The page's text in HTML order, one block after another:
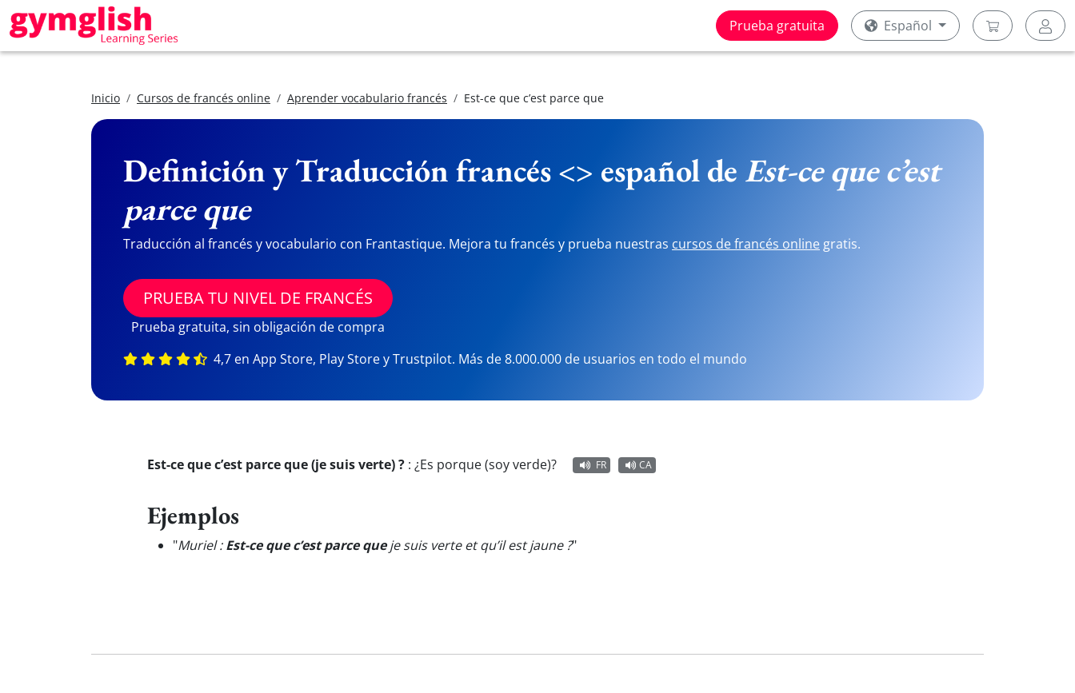
Prueba gratuita Español
Inicio Cursos de francés online Aprender vocabulario francés Est-ce que c’est parce que
Definición y Traducción francés <> español de Est-ce que c’est
parce que
Traducción al francés y vocabulario con Frantastique. Mejora tu francés y prueba nuestras cursos de francés online gratis.
PRUEBA TU NIVEL DE FRANCÉS
Prueba gratuita, sin obligación de compra
4,7 en App Store, Play Store y Trustpilot. Más de 8.000.000 de usuarios en todo el mundo
Est-ce que c’est parce que (je suis verte) ? : ¿Es porque (soy verde)? FR CA
Ejemplos
"Muriel :Est-ce que c’est parce queje suis verte et qu’il est jaune ?"